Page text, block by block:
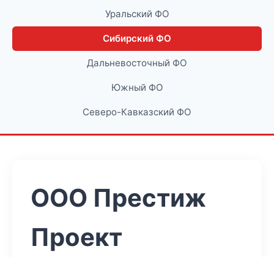
Уральский ФО
Сибирский ФО
Дальневосточный ФО
Южный ФО
Северо-Кавказский ФО
ООО Престиж
Проект